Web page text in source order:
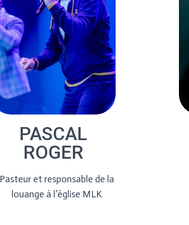
PASCAL
ROGER
Pasteur et responsable de la
louange à l’église MLK